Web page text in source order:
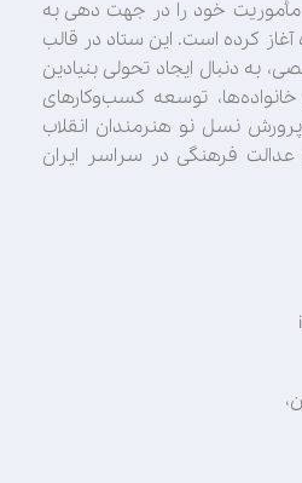
مأموریت خود را در جهت‌ دهی به
کرده است. این ستاد در قالب
به دنبال ایجاد تحولی بنیادین
توسعه کسب‌وکارهای
نسل نو هنرمندان انقلاب
فرهنگی در سراسر ایران